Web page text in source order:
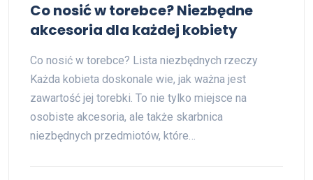
Co nosić w torebce? Niezbędne
akcesoria dla każdej kobiety
Co nosić w torebce? Lista niezbędnych rzeczy
Każda kobieta doskonale wie, jak ważna jest
zawartość jej torebki. To nie tylko miejsce na
osobiste akcesoria, ale także skarbnica
niezbędnych przedmiotów, które…